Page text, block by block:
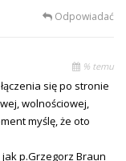
Odpowiadać
% temu
się po stronie
wolnościowej,
myślę, że oto
p.Grzegorz Braun